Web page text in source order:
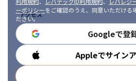
＜入社後の流れ＞
・入社日の午前中はオリエンテーション
使用するツールなどの説明をします
■ この仕事の面白み、魅力
・裁量が持てる環境で、新たに組織をつ
経験が積めます
・大手SIerのみならず、エンドユーザー
ーポリシーをご確認のうえ、同意いただける
ださい。
Googleで登
Appleでサイン
アクセス
勤務時間